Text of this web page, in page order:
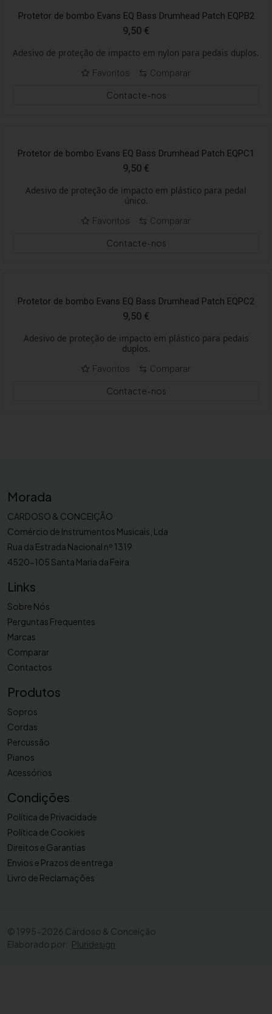
Protetor de bombo Evans EQ Bass Drumhead Patch EQPB2
9,50 €
Adesivo de proteção de impacto em nylon para pedais duplos.
Favoritos
Comparar
Contacte-nos
Protetor de bombo Evans EQ Bass Drumhead Patch EQPC1
9,50 €
Adesivo de proteção de impacto em plástico para pedal
único.
Favoritos
Comparar
Contacte-nos
Protetor de bombo Evans EQ Bass Drumhead Patch EQPC2
9,50 €
Adesivo de proteção de impacto em plástico para pedais
duplos.
Favoritos
Comparar
Contacte-nos
Morada
CARDOSO & CONCEIÇÃO
Comércio de Instrumentos Musicais, Lda
Rua da Estrada Nacional nº 1319
4520-105 Santa Maria da Feira
Links
Sobre Nós
Perguntas Frequentes
Marcas
Comparar
Contactos
Produtos
Sopros
Cordas
Percussão
Pianos
Acessórios
Condições
Política de Privacidade
Política de Cookies
Direitos e Garantias
Envios e Prazos de entrega
Livro de Reclamações
© 1995-2026 Cardoso & Conceição
Elaborado por: Pluridesign